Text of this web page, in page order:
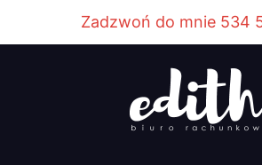
Zadzwoń do mnie 534